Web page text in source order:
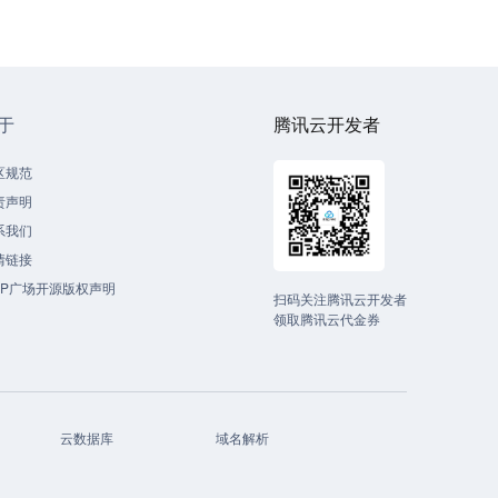
规范
声明
我们
链接
广场开源版权声明
腾讯云开发者
扫码关注腾讯云开发者
领取腾讯云代金券
云数据库 域名解析